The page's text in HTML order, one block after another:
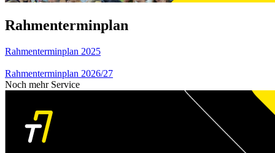
Rahmenterminplan
Rahmenterminplan 2025
Rahmenterminplan 2026/27
Noch mehr Service